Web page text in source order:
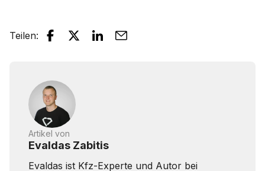
Teilen:
Artikel von
Evaldas Zabitis
Evaldas ist Kfz-Experte und Autor bei